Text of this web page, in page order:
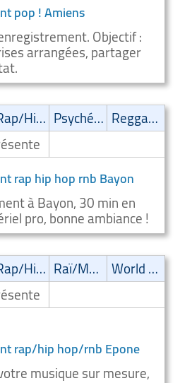
pop ! Amiens
Objectif :
arrangées, partager
Rap/Hip-Hop/RnB Psychédélique
Reggae/Ragga/Dub
rap hip hop rnb Bayon
à Bayon, 30 min en
pro, bonne ambiance !
Rap/Hip-Hop/RnB Raï/Musiques orientales
World Music
rap/hip hop/rnb Epone
musique sur mesure,